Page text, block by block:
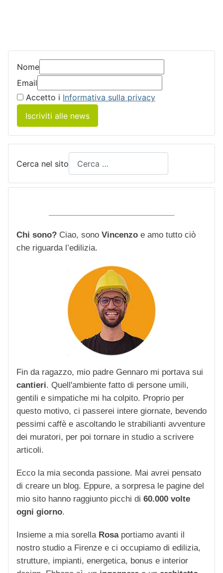
Nome
Email
Accetto i Informativa sulla privacy
Iscriviti alle news
Cerca nel sito
Chi sono? Ciao, sono Vincenzo e amo tutto ciò
che riguarda l’edilizia.
Fin da ragazzo, mio padre Gennaro mi portava sui
cantieri. Quell'ambiente fatto di persone umili,
gentili e simpatiche mi ha colpito. Proprio per
questo motivo, ci passerei intere giornate, bevendo
pessimi caffè e ascoltando le strabilianti avventure
dei muratori, per poi tornare in studio a scrivere
articoli.
Ecco la mia seconda passione. Mai avrei pensato
di creare un blog. Eppure, a sorpresa le pagine del
mio sito hanno raggiunto picchi di 60.000 volte
ogni giorno.
Insieme a mia sorella Rosaportiamo avanti il
nostro studio a Firenze e ci occupiamo di edilizia,
strutture, impianti, energetica, bonus e interior